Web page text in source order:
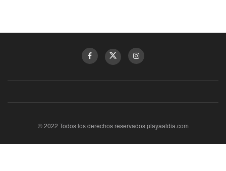
© 2022 Todos los derechos reservados playaaldia.com